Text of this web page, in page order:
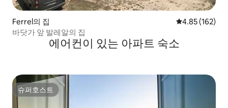
Ferrel의 집 평점 4.85점(5
4.85 (162)
바닷가 앞 발레알의 집
에어컨이 있는 아파트 숙소
슈퍼호스트
슈퍼호스트